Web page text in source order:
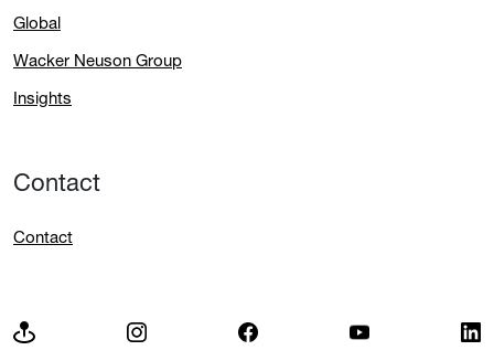
Global
Wacker Neuson Group
Insights
Contact
Contact